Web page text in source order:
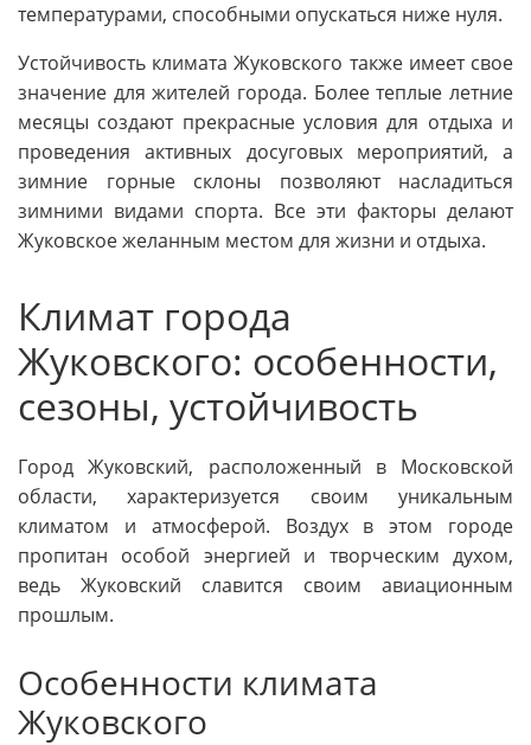
температурами, способными опускаться ниже нуля.
Устойчивость климата Жуковского также имеет свое
значение для жителей города. Более теплые летние
месяцы создают прекрасные условия для отдыха и
проведения активных досуговых мероприятий, а
зимние горные склоны позволяют насладиться
зимними видами спорта. Все эти факторы делают
Жуковское желанным местом для жизни и отдыха.
Климат города
Жуковского: особенности,
сезоны, устойчивость
Город Жуковский, расположенный в Московской
области, характеризуется своим уникальным
климатом и атмосферой. Воздух в этом городе
пропитан особой энергией и творческим духом,
ведь Жуковский славится своим авиационным
прошлым.
Особенности климата
Жуковского